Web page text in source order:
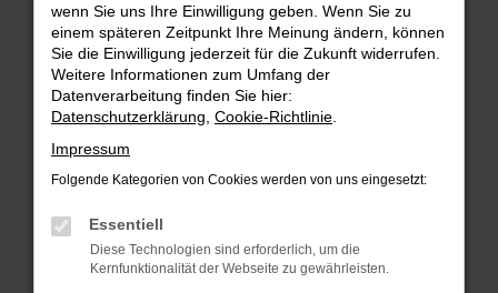
Fehler: Network Error
Beim Laden ist ein Fehler aufgetreten.
Hier sind ein paar Tipps, die dir helfen können:
Überprüfe deine Firewall und deine
Laden andere Webseiten, zum Beispiel deine
Suchmaschine?
Prüfe deine Browsererweiterungen.
wenn Sie uns Ihre Einwilligung geben. Wenn Sie zu
einem späteren Zeitpunkt Ihre Meinung ändern, können
Sie die Einwilligung jederzeit für die Zukunft widerrufen.
Weitere Informationen zum Umfang der
Datenverarbeitung finden Sie hier:
Datenschutzerklärung Cookie-Richtlinie
Impressum
Folgende Kategorien von Cookies werden von uns eingesetzt:
Essentiell
Diese Technologien sind erforderlich, um die
Kernfunktionalität der Webseite zu gewährleisten.